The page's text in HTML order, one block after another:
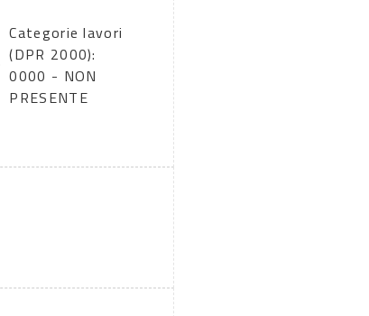
Categorie lavori
(DPR 2000):
0000 - NON
PRESENTE